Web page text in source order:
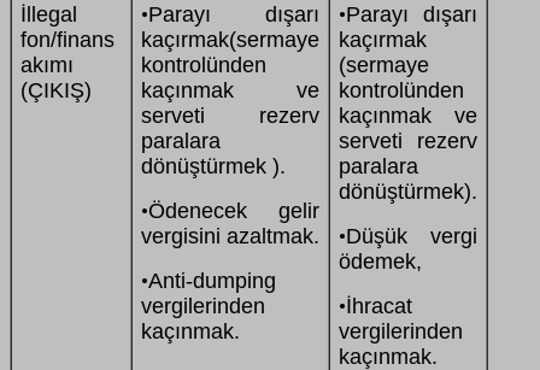
İllegal
fon/finans
akımı
(ÇIKIŞ)
•Parayı dışarı
kaçırmak(sermaye
kontrolünden
kaçınmak ve
serveti rezerv
paralara
dönüştürmek ).
•Ödenecek gelir
vergisini azaltmak.
•Anti-dumping
vergilerinden
kaçınmak.
•Parayı dışarı
kaçırmak
(sermaye
kontrolünden
kaçınmak ve
serveti rezerv
paralara
dönüştürmek).
•Düşük vergi
ödemek,
•İhracat
vergilerinden
kaçınmak.